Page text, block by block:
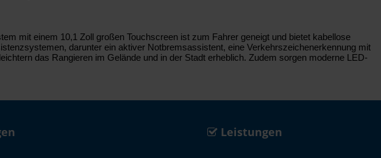
mit einem 10,1 Zoll großen Touchscreen ist zum Fahrer geneigt und bietet kabellose
darunter ein aktiver Notbremsassistent, eine Verkehrszeichenerkennung mit
das Rangieren im Gelände und in der Stadt erheblich. Zudem sorgen moderne LED-
Leistungen